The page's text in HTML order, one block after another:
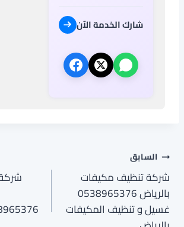
شارك الخدمة الآن
تصفّح
المقالات
السابق
شركة تنظيف مكيفات
بالرياض 0538965376
غسيل و تنظيف المكيفات